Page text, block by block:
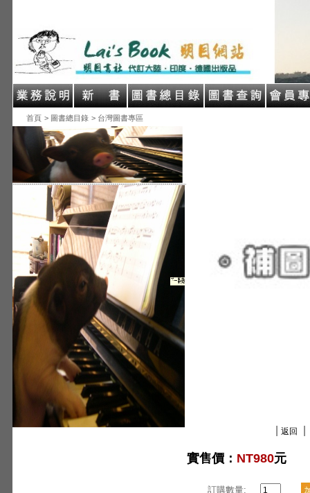
首頁 > 圖書總目錄 > 台灣圖書專區
返回
實售價： NT980元
訂購數量: